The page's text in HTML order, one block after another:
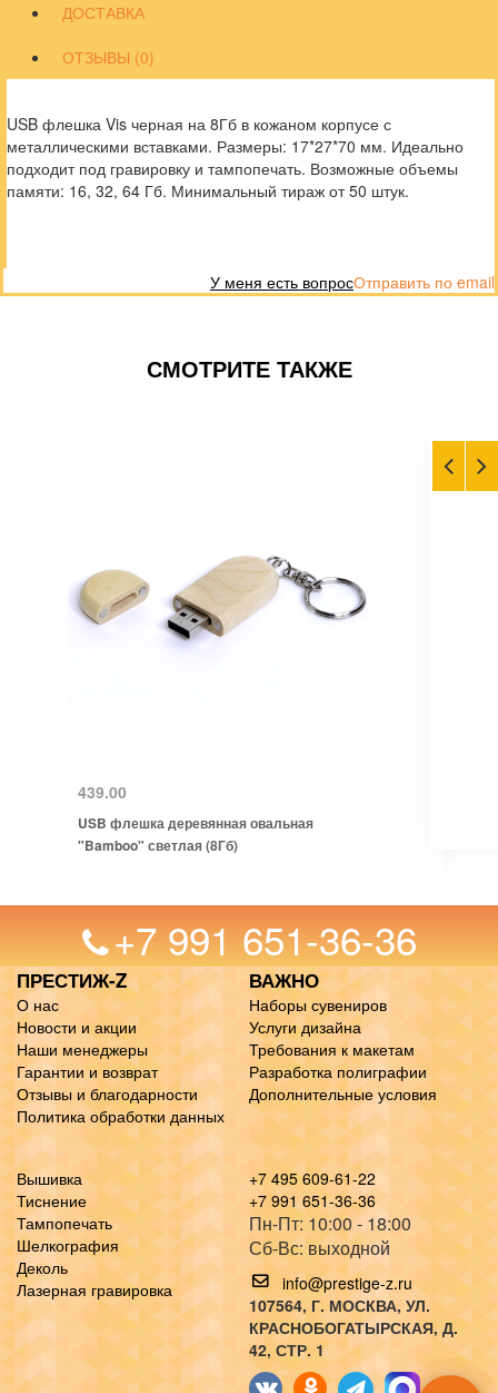
ДОСТАВКА
ОТЗЫВЫ (0)
USB флешка Vis черная на 8Гб в кожаном корпусе с
металлическими вставками. Размеры: 17*27*70 мм. Идеально
подходит под гравировку и тампопечать. Возможные объемы
памяти: 16, 32, 64 Гб. Минимальный тираж от 50 штук.
Отправить по email
У меня есть вопрос
СМОТРИТЕ ТАКЖЕ
439.00
USB флешка деревянная овальная
"Bamboo" светлая (8Гб)
+7 991 651-36-36
ПРЕСТИЖ-Z
О нас
Новости и акции
Наши менеджеры
Гарантии и возврат
Отзывы и благодарности
Политика обработки данных
ВАЖНО
Наборы сувениров
Услуги дизайна
Требования к макетам
Разработка полиграфии
Дополнительные условия
Вышивка
Тиснение
Тампопечать
Шелкография
Деколь
Лазерная гравировка
+7 495 609-61-22
+7 991 651-36-36
Пн-Пт: 10:00 - 18:00
Сб-Вс: выходной
info@prestige-z.ru
107564, Г. МОСКВА, УЛ.
КРАСНОБОГАТЫРСКАЯ, Д.
42, СТР. 1